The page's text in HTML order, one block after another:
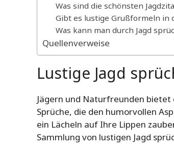
Was sind die schönsten
Gibt es lustige Grußformeln in
Was kann man durch Jagd
Quellenverweise
Lustige Jagd
Jägern und Naturfreunden bietet
Sprüche, die den humorvollen
ein Lächeln auf Ihre Lippen
Sammlung von lustigen Jagd